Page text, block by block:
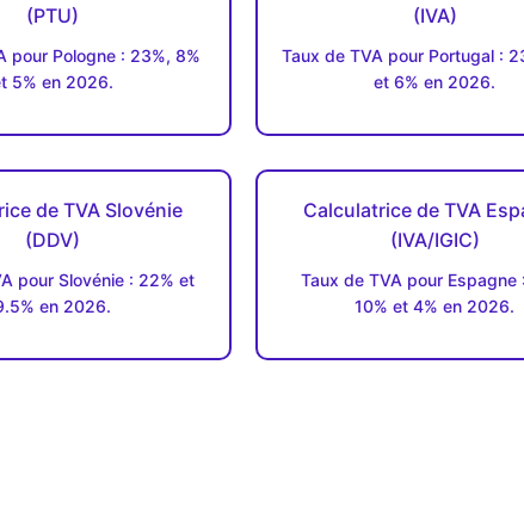
(PTU)
pour Pologne : 23%, 8%
5% en 2026.
(IVA)
Taux de TVA pour Portugal :
et 6% en 2026.
de TVA Slovénie
(DDV)
pour Slovénie : 22% et
en 2026.
Calculatrice de TVA
(IVA/IGIC)
Taux de TVA pour Espagne
10% et 4% en 2026.